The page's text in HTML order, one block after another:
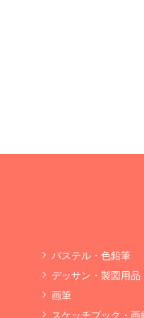
パステル・色鉛筆
デッサン・製図用品
画筆
スケッチブック・画